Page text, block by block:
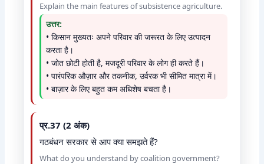
Explain the main features of subsistence agriculture.
उत्तर:
• किसान मुख्यतः अपने परिवार की जरूरत के लिए उत्पादन
करता है।
• जोत छोटी होती है, मजदूरी परिवार के लोग ही करते हैं।
• पारंपरिक औज़ार और तकनीक, उर्वरक भी सीमित मात्रा में।
• बाज़ार के लिए बहुत कम अधिशेष बचता है।
प्र.37 (2 अंक)
गठबंधन सरकार से आप क्या समझते हैं?
What do you understand by coalition government?